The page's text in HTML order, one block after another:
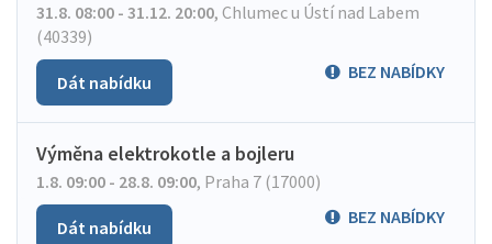
31.8. 08:00 - 31.12. 20:00, Chlumec u Ústí nad Labem
(40339)
BEZ NABÍDKY
Dát nabídku
Výměna elektrokotle a bojleru
1.8. 09:00 - 28.8. 09:00, Praha 7 (17000)
BEZ NABÍDKY
Dát nabídku